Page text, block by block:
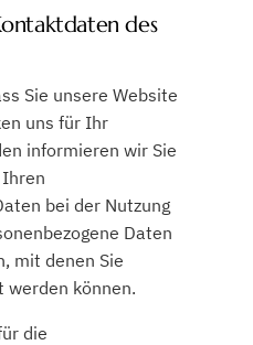
des
Sie unsere Website
uns für Ihr
informieren wir Sie
bei der Nutzung
Daten
mit denen Sie
können.
die